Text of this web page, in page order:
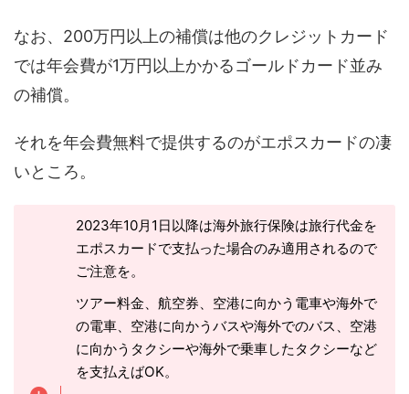
なお、200万円以上の補償は他のクレジットカード
では年会費が1万円以上かかるゴールドカード並み
の補償。
それを年会費無料で提供するのがエポスカードの凄
いところ。
2023年10月1日以降は海外旅行保険は旅行代金を
エポスカードで支払った場合のみ適用されるので
ご注意を。
ツアー料金、航空券、空港に向かう電車や海外で
の電車、空港に向かうバスや海外でのバス、空港
に向かうタクシーや海外で乗車したタクシーなど
を支払えばOK。